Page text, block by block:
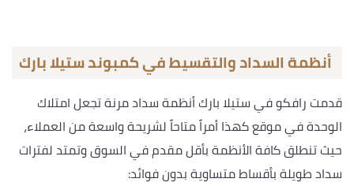
أنظمة السداد والتقسيط في كمبوند ستيلا بارك
قدمت رافكو في ستيلا بارك أنظمة سداد مرنة تجعل امتلاك
الوحدة في موقع كهذا أمراً متاحاً لشريحة واسعة من العملاء،
حيث تنطلق كافة الأنظمة بأقل مقدم في السوق وتمتد لفترات
سداد طويلة بأقساط متساوية بدون فوائد: